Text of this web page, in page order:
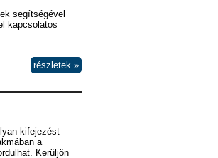
segítségével
kapcsolatos
részletek »
kifejezést
a
Kerüljön